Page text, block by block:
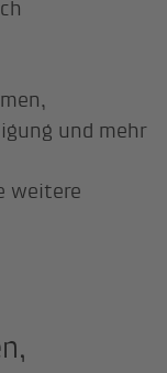
und mehr
weitere